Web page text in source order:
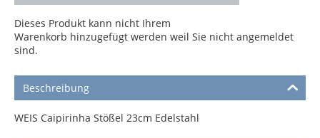
Dieses Produkt kann nicht Ihrem
Warenkorb hinzugefügt werden weil Sie nicht angemeldet
sind.
Beschreibung
WEIS Caipirinha Stößel 23cm Edelstahl